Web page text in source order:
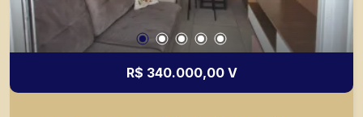
R$ 340.000,00 V